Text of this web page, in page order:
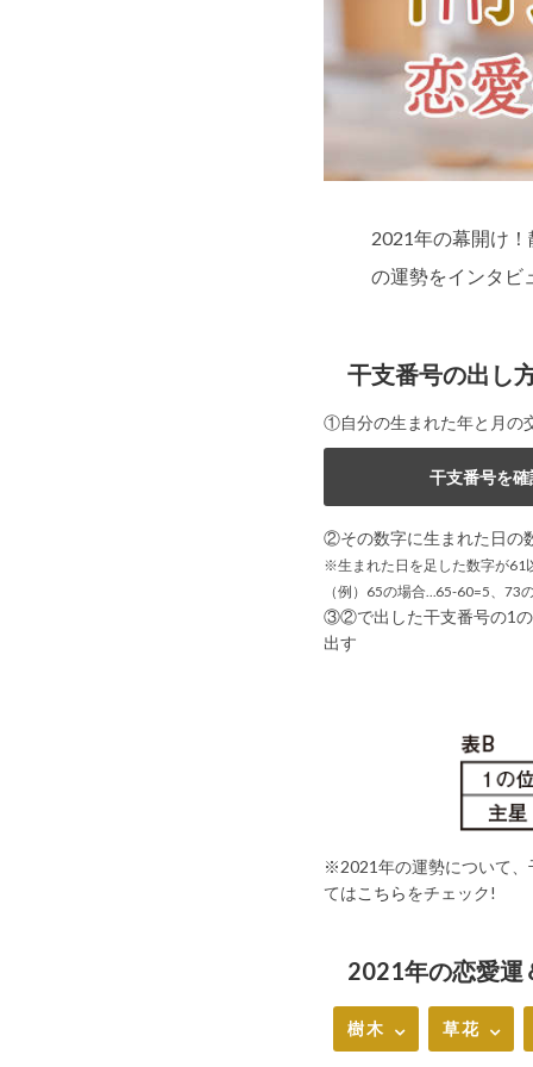
2021年の幕開け
の運勢をインタビ
干支番号の出し
①自分の生まれた年と月の
干支番号を確
②その数字に生まれた日の
※生まれた日を足した数字が61
（例）65の場合…65-60=5、73
③②で出した干支番号の1の
出す
※2021年の運勢について、
てはこちらをチェック!
2021年の恋愛運
樹木 草花